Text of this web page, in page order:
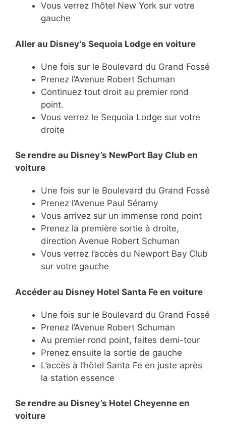
Vous verrez l’hôtel New York sur votre
gauche
Aller au Disney’s Sequoia Lodge en voiture
Une fois sur le Boulevard du Grand Fossé
Prenez l’Avenue Robert Schuman
Continuez tout droit au premier rond
point.
Vous verrez le Sequoia Lodge sur votre
droite
Se rendre au Disney’s NewPort Bay Club en
voiture
Une fois sur le Boulevard du Grand Fossé
Prenez l’Avenue Paul Séramy
Vous arrivez sur un immense rond point
Prenez la première sortie à droite,
direction Avenue Robert Schuman
Vous verrez l’accès du Newport Bay Club
sur votre gauche
Accéder au Disney Hotel Santa Fe en voiture
Une fois sur le Boulevard du Grand Fossé
Prenez l’Avenue Robert Schuman
Au premier rond point, faites demi-tour
Prenez ensuite la sortie de gauche
L’accès à l’hôtel Santa Fe en juste après
la station essence
Se rendre au Disney’s Hotel Cheyenne en
voiture